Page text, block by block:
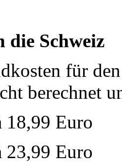
die Schweiz
für
berechnet
18,99 Euro
23,99 Euro